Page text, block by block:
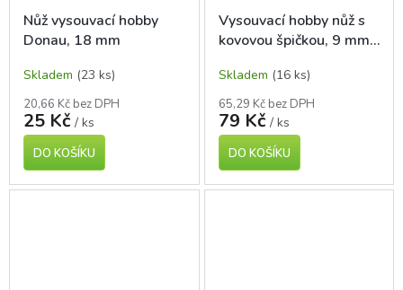
Nůž vysouvací hobby
Donau, 18 mm
Skladem (23 ks)
20,66 Kč bez DPH
25 Kč / ks
DO KOŠÍKU
Vysouvací hobby nůž s
kovovou špičkou, 9 mm,
Skladem (16 ks)
65,29 Kč bez DPH
79 Kč / ks
DO KOŠÍKU